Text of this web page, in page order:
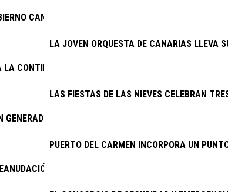
CANARIO ENMENDAR EL ERROR DE 2025 Y
CONTINUIDAD DE LA LIMPIEZA VIARIA Y LA
DEL CINE AMBULANTE
DE LAS OBRAS DE LA ANTENA DE
LA JOVEN ORQUESTA DE CANARIAS LLEVA
LAS FIESTAS DE LAS NIEVES CELEBRAN
PUERTO DEL CARMEN INCORPORA UN